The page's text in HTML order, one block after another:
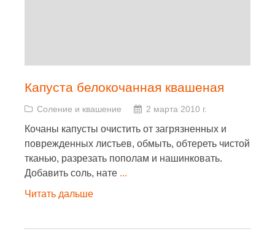
Капуста белокочанная квашеная
Соление и квашение 2 марта 2010 г.
Кочаны капусты очистить от загрязненных и
поврежденных листьев, обмыть, обтереть чистой
тканью, разрезать пополам и нашинковать.
Добавить соль, нате ...
Читать дальше